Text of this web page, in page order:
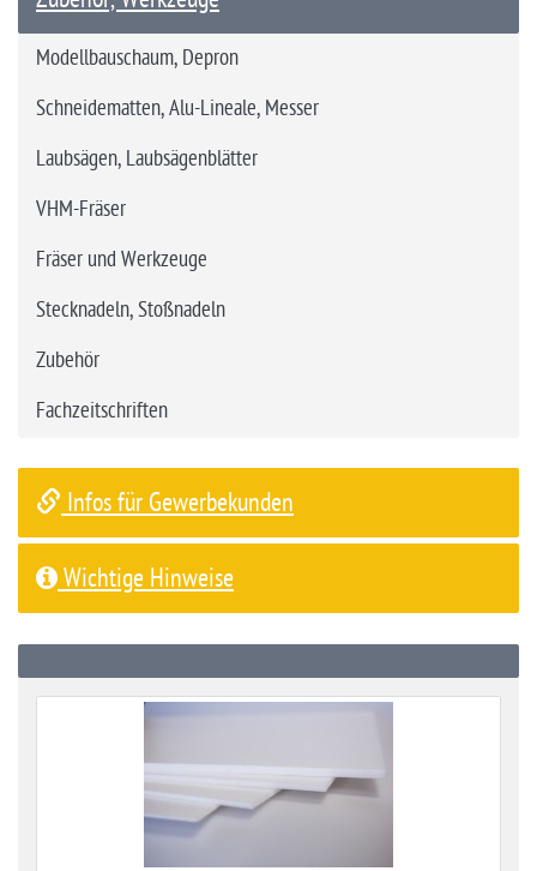
Modellbauschaum, Depron
Schneidematten, Alu-Lineale, Messer
Laubsägen, Laubsägenblätter
VHM-Fräser
Fräser und Werkzeuge
Stecknadeln, Stoßnadeln
Zubehör
Fachzeitschriften
Infos für Gewerbekunden
Wichtige Hinweise